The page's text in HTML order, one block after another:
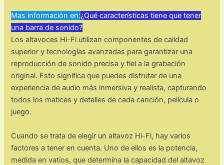
Mas información en:¿Qué características tiene que tener
una barra de sonido?
Los altavoces Hi-Fi utilizan componentes de calidad
superior y tecnologías avanzadas para garantizar una
reproducción de sonido precisa y fiel a la grabación
original. Esto significa que puedes disfrutar de una
experiencia de audio más inmersiva y realista, capturando
todos los matices y detalles de cada canción, película o
juego.
Cuando se trata de elegir un altavoz Hi-Fi, hay varios
factores a tener en cuenta. Uno de ellos es la potencia,
medida en vatios, que determina la capacidad del altavoz